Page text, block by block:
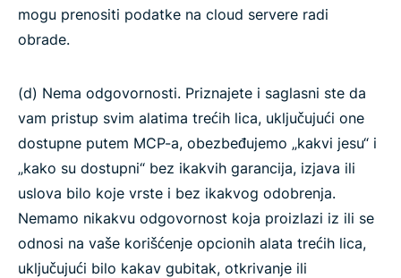
mogu prenositi podatke na cloud servere radi
obrade.
(d) Nema odgovornosti. Priznajete i saglasni ste da
vam pristup svim alatima trećih lica, uključujući one
dostupne putem MCP-a, obezbeđujemo „kakvi jesu“ i
„kako su dostupni“ bez ikakvih garancija, izjava ili
uslova bilo koje vrste i bez ikakvog odobrenja.
Nemamo nikakvu odgovornost koja proizlazi iz ili se
odnosi na vaše korišćenje opcionih alata trećih lica,
uključujući bilo kakav gubitak, otkrivanje ili